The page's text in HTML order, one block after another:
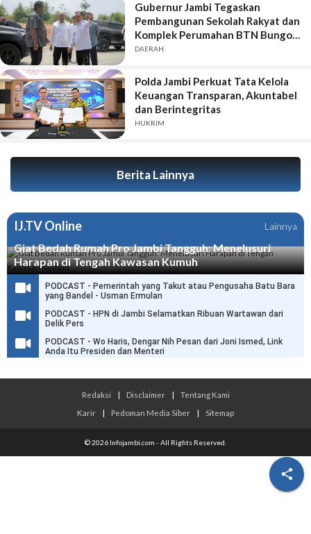

Gubernur Jambi Tegaskan
Pembangunan Sekolah Rakyat dan
Komplek Perumahan BTN Bungo
Green City Harus Sejalan
DAERAH
Polda Jambi Perkuat Tata Kelola
Keuangan Transparan, Akuntabel
dan Berintegritas
HUKRIM
Berita Lainnya
IJ.TV Online Lainnya
Giat Bedah Rumah Pro Jambi Tangguh: Menelusuri
Harapan di Tengah Kawasan Kumuh
PODCAST - Pemerintah yang Takut atau Pengusaha Batu Bara
yang Bandel - Usman Ermulan
PODCAST - HPN di Jambi Selamatkan Ribuan Wartawan dari
Delik Pers
PODCAST - Wo Haris, Dengar Nih Pesan dari Joni Ismed, Link
Anda Itu Presiden dan Menteri
Redaksi | Disclaimer |
Tentang Kami
Karir
| Pedoman Media Siber | Sitemap
© 2026 Infojambi.com - All Rights Reserved.